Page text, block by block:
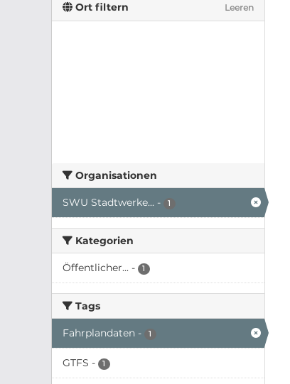
Ort filtern Leeren
Organisationen
SWU Stadtwerke... - 1
Kategorien
Öffentlicher... - 1
Tags
Fahrplandaten - 1
GTFS - 1